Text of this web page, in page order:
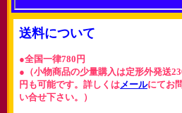
送料について
●全国一律780円
●（小物商品の少量購入は定形外発送
円も可能です。詳しくはメールにてお
い合せ下さい。）